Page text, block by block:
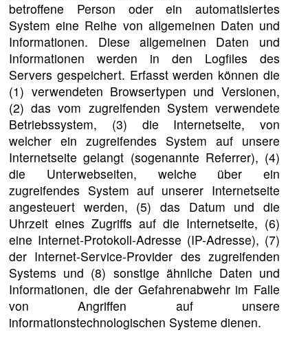
betroffene Person oder ein automatisiertes
System eine Reihe von allgemeinen Daten und
Informationen. Diese allgemeinen Daten und
Informationen werden in den Logfiles des
Servers gespeichert. Erfasst werden können die
(1) verwendeten Browsertypen und Versionen,
(2) das vom zugreifenden System verwendete
Betriebssystem, (3) die Internetseite, von
welcher ein zugreifendes System auf unsere
Internetseite gelangt (sogenannte Referrer), (4)
die Unterwebseiten, welche über ein
zugreifendes System auf unserer Internetseite
angesteuert werden, (5) das Datum und die
Uhrzeit eines Zugriffs auf die Internetseite, (6)
eine Internet-Protokoll-Adresse (IP-Adresse), (7)
der Internet-Service-Provider des zugreifenden
Systems und (8) sonstige ähnliche Daten und
Informationen, die der Gefahrenabwehr im Falle
von Angriffen auf unsere
informationstechnologischen Systeme dienen.